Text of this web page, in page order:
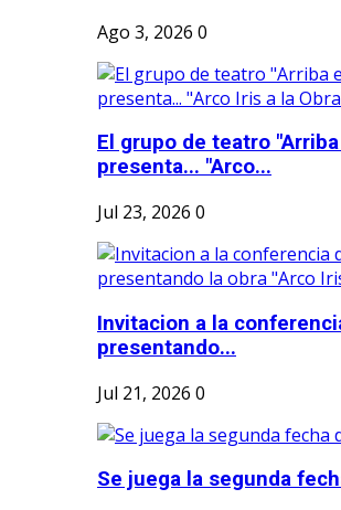
Ago 3, 2026 0
El grupo de teatro
presenta... "Arco...
Jul 23, 2026 0
Invitacion a la
presentando...
Jul 21, 2026 0
Se juega la segunda